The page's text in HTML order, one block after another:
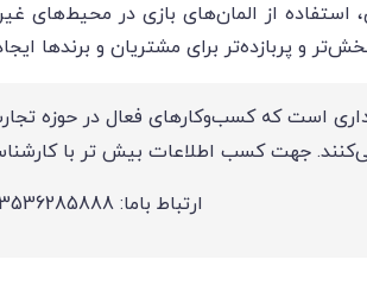
استفاده از المان‌های بازی در محیط‌های
و پربازده‌تر برای مشتریان و برندها
است که کسب‌وکارهای فعال در حوزه
جهت کسب اطلاعات بیش تر با
ارتباط باما: 03536285888